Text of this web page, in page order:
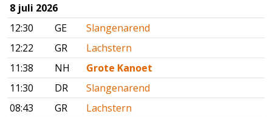
8 juli 2026
12:30
GE
Slangenarend
12:22
GR
Lachstern
11:38
NH
Grote Kanoet
11:30
DR
Slangenarend
08:43
GR
Lachstern